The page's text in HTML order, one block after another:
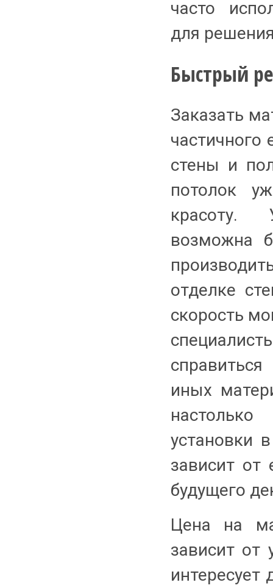
часто
для
Быстрый
Заказать
частичного
стены и
потолок
красоту.
возможна
отделке
скорость
иных
установки
зависит от
будущего
Цена на
зависит от
интересует